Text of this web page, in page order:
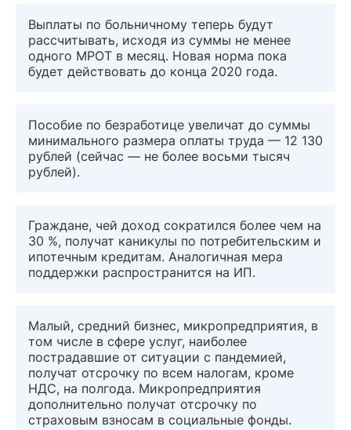
Выплаты по больничному теперь будут
рассчитывать, исходя из суммы не менее
одного МРОТ в месяц. Новая норма пока
будет действовать до конца 2020 года.
Пособие по безработице увеличат до суммы
минимального размера оплаты труда — 12 130
рублей (сейчас — не более восьми тысяч
рублей).
Граждане, чей доход сократился более чем на
30 %, получат каникулы по потребительским и
ипотечным кредитам. Аналогичная мера
поддержки распространится на ИП.
Малый, средний бизнес, микропредприятия, в
том числе в сфере услуг, наиболее
пострадавшие от ситуации с пандемией,
получат отсрочку по всем налогам, кроме
НДС, на полгода. Микропредприятия
дополнительно получат отсрочку по
страховым взносам в социальные фонды.